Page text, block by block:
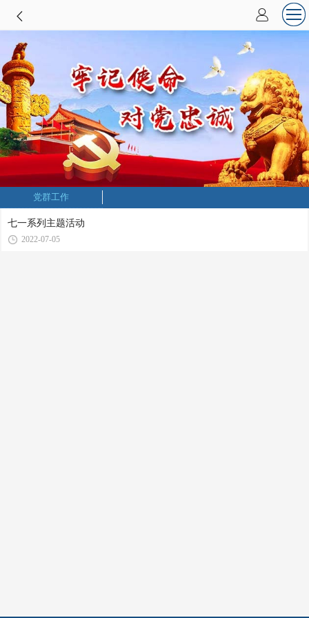
党群工作
七一系列主题活动
2022-07-05